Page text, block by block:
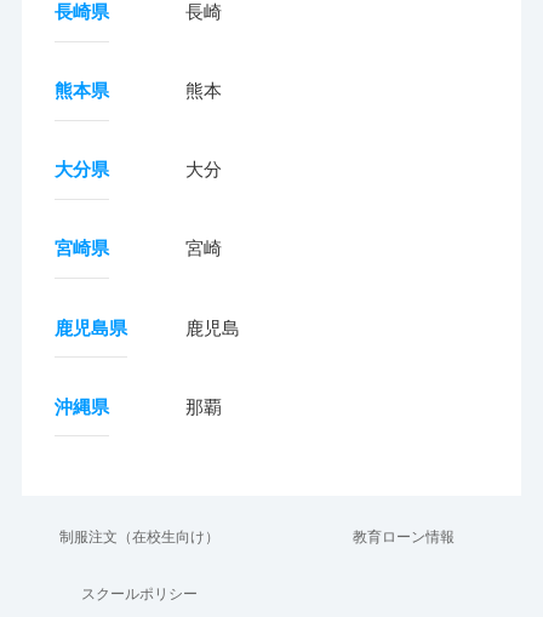
長崎県 長崎
熊本県 熊本
大分県 大分
宮崎県 宮崎
鹿児島県 鹿児島
沖縄県 那覇
制服注文（在校生向け） 教育ローン情報
スクールポリシー